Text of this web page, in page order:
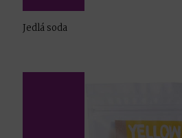
Jedlá soda